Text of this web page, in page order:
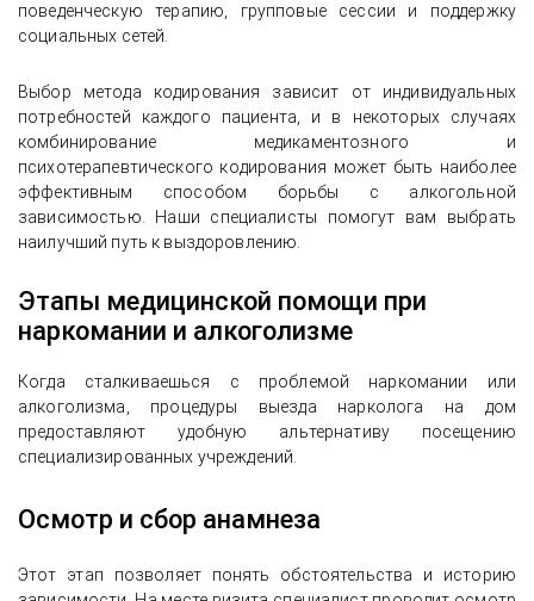
поведенческую терапию, групповые сессии и поддержку
социальных сетей.
Выбор метода кодирования зависит от индивидуальных
потребностей каждого пациента, и в некоторых случаях
комбинирование медикаментозного и
психотерапевтического кодирования может быть наиболее
эффективным способом борьбы с алкогольной
зависимостью. Наши специалисты помогут вам выбрать
наилучший путь к выздоровлению.
Этапы медицинской помощи при
наркомании и алкоголизме
Когда сталкиваешься с проблемой наркомании или
алкоголизма, процедуры выезда нарколога на дом
предоставляют удобную альтернативу посещению
специализированных учреждений.
Осмотр и сбор анамнеза
Этот этап позволяет понять обстоятельства и историю